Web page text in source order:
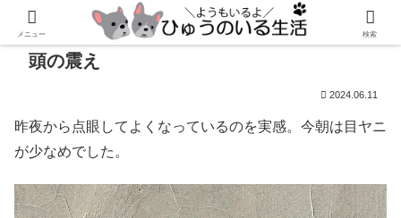
頭の震え
2024.06.11
昨夜から点眼してよくなっているのを実感。今朝は目ヤニ
が少なめでした。
メニュー 検索